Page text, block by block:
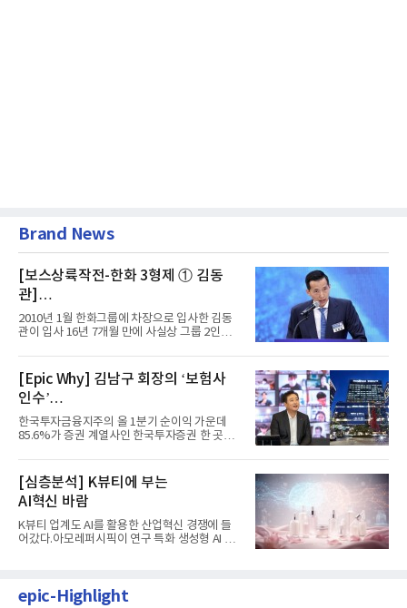
Brand News
[보스상륙작전-한화 3형제 ① 김동
관]
입사 16년 만에 수석부회장 … 경영승
계 ‘초읽기’
2010년 1월 한화그룹에 차장으로 입사한 김동
관이 입사 16년 7개월 만에 사실상 그룹 2인자
[Epic Why] 김남구 회장의 ‘보험사
인수’
발걸음이 신중해진 배경은?
한국투자금융지주의 올 1분기 순이익 가운데
85.6%가 증권 계열사인 한국투자증권 한 곳에
[심층분석] K뷰티에 부는
AI혁신 바람
K뷰티 업계도 AI를 활용한 산업혁신 경쟁에 들
어갔다.아모레퍼시픽이 연구 특화 생성형 AI 플
epic-Highlight